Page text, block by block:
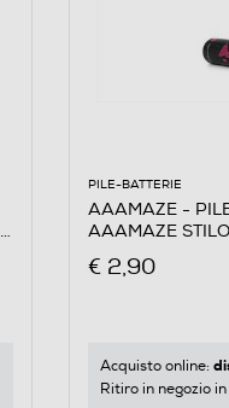
PILE-BATTERIE
AAAMAZE -
AAAMAZE
€ 2,90
Acquisto online:
Ritiro in negozio